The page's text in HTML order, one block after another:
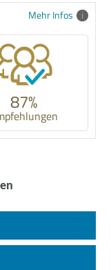
Mehr Infos
87%
240 Stunden